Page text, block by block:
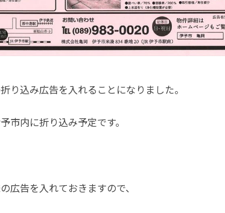
り込み広告を入れることになりました。
市内に折り込み予定です。
広告を入れておきますので、